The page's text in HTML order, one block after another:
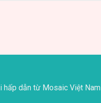
hấp dẫn từ Mosaic Việt Nam